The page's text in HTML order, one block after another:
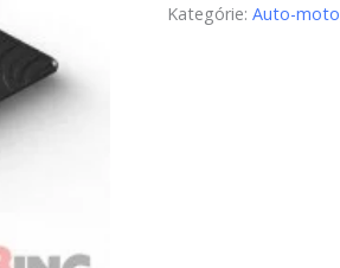
Kategórie:Auto-moto